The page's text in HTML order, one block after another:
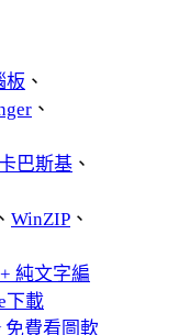
板 、
、
巴斯基 、
、 WinZIP 、
純文字編
下載
免費看圖軟